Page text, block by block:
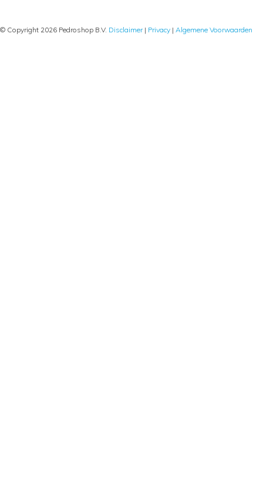
© Copyright 2026 Pedroshop B.V. Disclaimer| Privacy | Algemene Voorwaarden